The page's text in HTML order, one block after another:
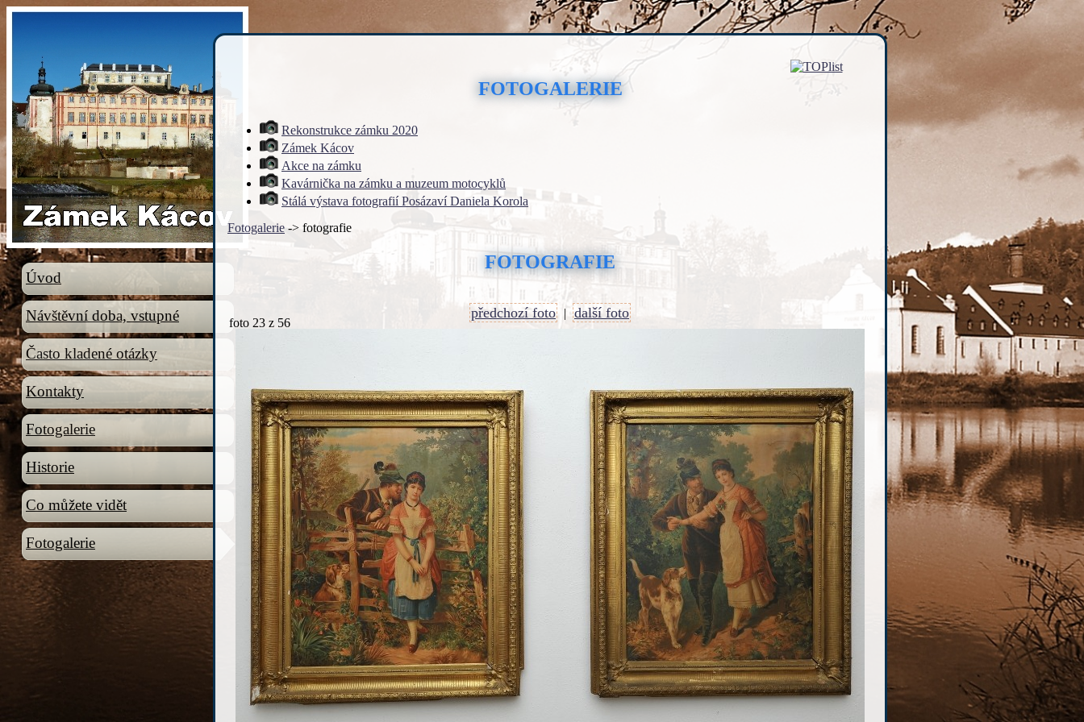
Úvod
Návštěvní doba, vstupné
Často kladené otázky
Kontakty
Fotogalerie
Historie
Co můžete vidět
Fotogalerie
FOTOGALERIE
Rekonstrukce zámku 2020
Zámek Kácov
Akce na zámku
Kavárnička na zámku a muzeum motocyklů
Stálá výstava fotografií Posázaví Daniela Korola
Fotogalerie -> fotografie
FOTOGRAFIE
foto 23 z 56
předchozí foto | další foto